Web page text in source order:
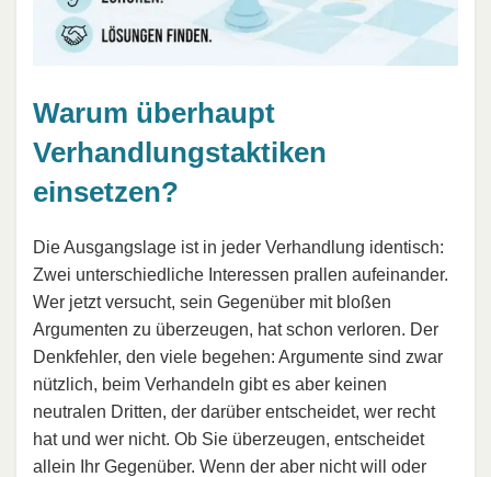
Warum überhaupt
Verhandlungstaktiken
einsetzen?
Die Ausgangslage ist in jeder Verhandlung identisch:
Zwei unterschiedliche Interessen prallen aufeinander.
Wer jetzt versucht, sein Gegenüber mit bloßen
Argumenten zu überzeugen, hat schon verloren. Der
Denkfehler, den viele begehen: Argumente sind zwar
nützlich, beim Verhandeln gibt es aber keinen
neutralen Dritten, der darüber entscheidet, wer recht
hat und wer nicht. Ob Sie überzeugen, entscheidet
allein Ihr Gegenüber. Wenn der aber nicht will oder